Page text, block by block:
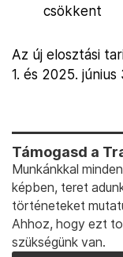
csökkent
Az új elosztási
1. és 2025.
Támogasd a
Munkánkkal
képben, teret
történeteket
Ahhoz, hogy ezt
szükségünk van.